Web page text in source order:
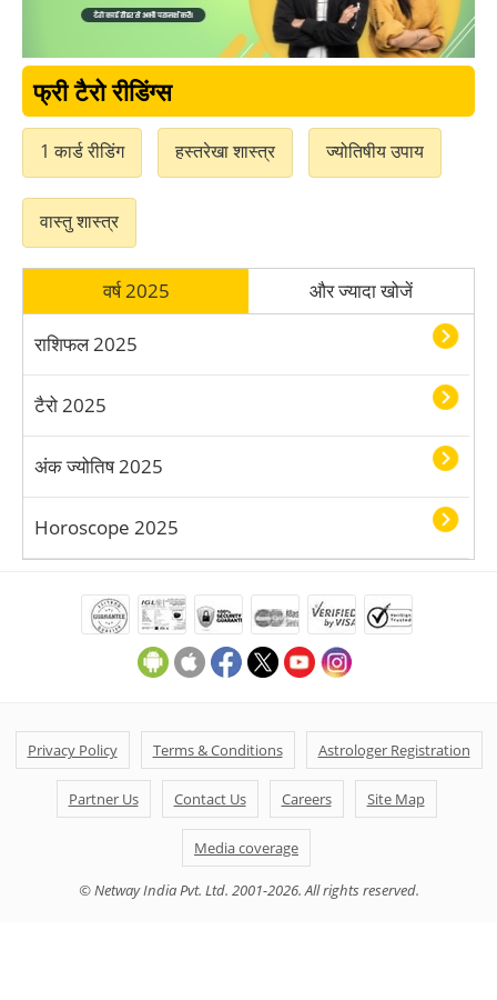
वृश्चिक टैरो कार्ड राशिफल 2025
धनु टैरो कार्ड राशिफल 2025
मकर टैरो कार्ड राशिफल 2025
कुंभ टैरो कार्ड राशिफल 2025
मीन टैरो कार्ड राशिफल 2025
फ्री टैरो रीडिंग्स
1 कार्ड रीडिंग हस्तरेखा शास्त्र ज्योतिषीय उपाय
वास्तु शास्त्र
वर्ष 2025 और ज्यादा खोजें
राशिफल 2025
टैरो 2025
अंक ज्योतिष 2025
Horoscope 2025
Privacy Policy Terms & Conditions Astrologer Registration
Partner Us Contact Us Careers Site Map
Media coverage
© Netway India Pvt. Ltd. 2001-2026. All rights reserved.